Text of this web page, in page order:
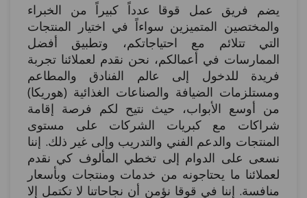
يضم فريق عمل قوقا عدداً كبيراً من الخبراء
والمختصين المتميزين سواءاً في اختيار المنتجات
التي تتلائم مع احتياجاتكم، وتطبيق أفضل
الممارسات في أعمالكم، نحن نقدم لعملائنا تجربة
فريدة للدخول إلى عالم الفنادق والمطاعم
ومستلزمات الضيافة والصناعات الغذائية (هوريكا)
من أوسع الأبواب، حيث نتيح لكم فرصة إقامة
شراكات مع كبريات الشركات على مستوى
المنتجات والدعم الفني والتدريب وإلى غير ذلك. إننا
نسعى على الدوام إلى تخطي المألوف كي نقدم
لعملائنا ما يحتاجونه من خدمات ومنتجات وبأسعار
منافسة. إننا في قوقا نؤمن أن نجاحاتنا لا تكتمل إلا